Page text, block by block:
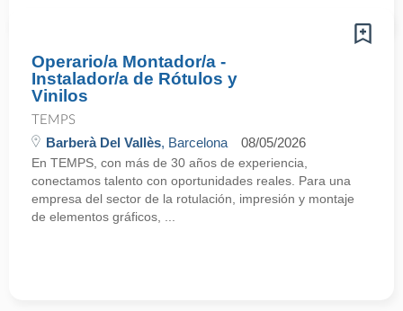
Operario/a Montador/a -
Instalador/a de Rótulos y
Vinilos
TEMPS
Barberà Del Vallès, Barcelona 08/05/2026
En TEMPS, con más de 30 años de experiencia,
conectamos talento con oportunidades reales. Para una
empresa del sector de la rotulación, impresión y montaje
de elementos gráficos, ...